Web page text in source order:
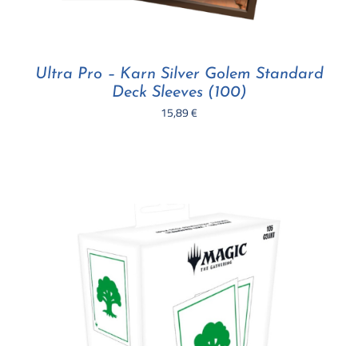
Ultra Pro – Karn Silver Golem Standard
Deck Sleeves (100)
15,89€